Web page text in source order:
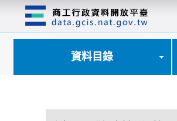
資料目錄